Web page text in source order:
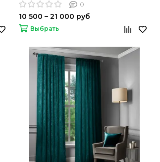
0
10 500 – 21 000 руб
Выбрать